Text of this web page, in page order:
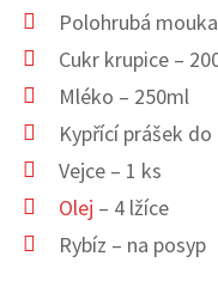
Polohrubá
Cukr krupice –
Mléko – 250ml
Kypřící prášek
Vejce – 1 ks
Olej – 4 lžíce
Rybíz – na posyp